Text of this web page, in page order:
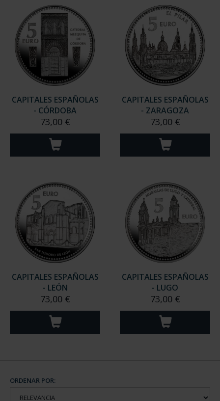
CAPITALES ESPAÑOLAS
- CÓRDOBA
73,00 €
CAPITALES ESPAÑOLAS
- ZARAGOZA
73,00 €
CAPITALES ESPAÑOLAS
- LEÓN
73,00 €
CAPITALES ESPAÑOLAS
- LUGO
73,00 €
ORDENAR POR: